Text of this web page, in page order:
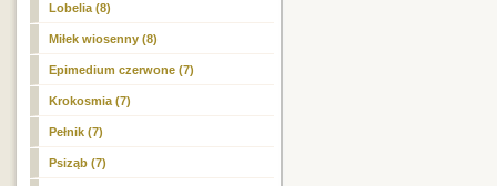
Lobelia (8)
Miłek wiosenny (8)
Epimedium czerwone (7)
Krokosmia (7)
Pełnik (7)
Psiząb (7)